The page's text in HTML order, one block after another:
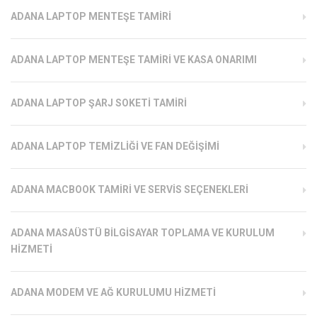
ADANA LAPTOP MENTEŞE TAMIRI
ADANA LAPTOP MENTEŞE TAMIRI VE KASA ONARIMI
ADANA LAPTOP ŞARJ SOKETI TAMIRI
ADANA LAPTOP TEMIZLIĞI VE FAN DEĞIŞIMI
ADANA MACBOOK TAMIRI VE SERVIS SEÇENEKLERI
ADANA MASAÜSTÜ BILGISAYAR TOPLAMA VE KURULUM
HIZMETI
ADANA MODEM VE AĞ KURULUMU HIZMETI